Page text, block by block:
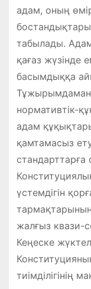
адам, оның
табылады.
қағаз жүзінде
басымдыққа
нормативтік-
адам
қамтамасыз
стандарттарға
үстемдігін
тармақтарының
жалғыз квази-
Кеңеске
тиімділігінің